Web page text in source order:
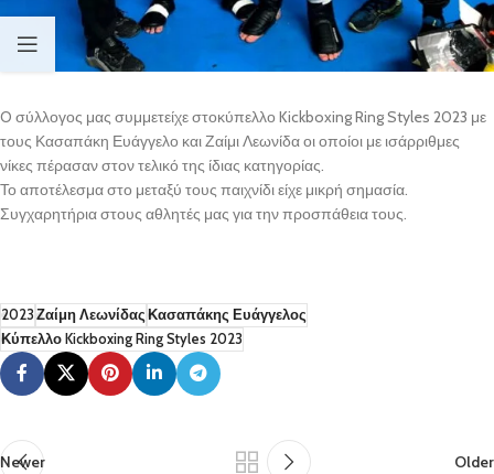
O σύλλογος μας συμμετείχε στοκύπελλο Kickboxing Ring Styles 2023 με
τους Κασαπάκη Ευάγγελο και Ζαίμι Λεωνίδα οι οποίοι με ισάρριθμες
νίκες πέρασαν στον τελικό της ίδιας κατηγορίας.
Το αποτέλεσμα στο μεταξύ τους παιχνίδι είχε μικρή σημασία.
Συγχαρητήρια στους αθλητές μας για την προσπάθεια τους.
2023 Ζαίμη Λεωνίδας Κασαπάκης Ευάγγελος
Κύπελλο Kickboxing Ring Styles 2023
Newer Older